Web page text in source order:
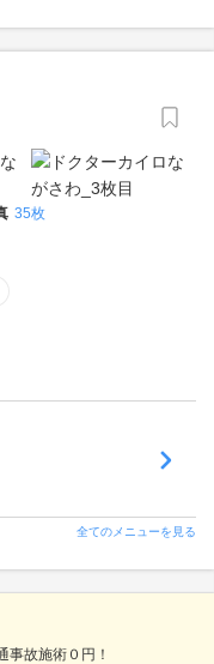
35枚
全てのメニューを見る
事故施術０円！